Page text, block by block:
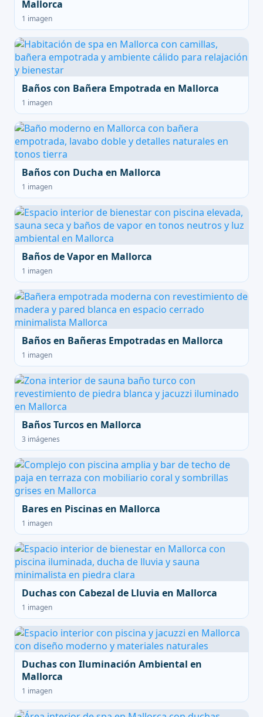
Mallorca
1 imagen
Baños con Bañera Empotrada en Mallorca
1 imagen
Baños con Ducha en Mallorca
1 imagen
Baños de Vapor en Mallorca
1 imagen
Baños en Bañeras Empotradas en Mallorca
1 imagen
Baños Turcos en Mallorca
3 imágenes
Bares en Piscinas en Mallorca
1 imagen
Duchas con Cabezal de Lluvia en Mallorca
1 imagen
Duchas con Iluminación Ambiental en
Mallorca
1 imagen